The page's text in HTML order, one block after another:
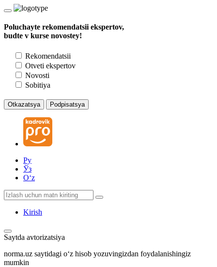
Poluchayte rekomendatsii ekspertov,
budte v kurse novostey!
Rekomendatsii
Otveti ekspertov
Novosti
Sobitiya
Otkazatsya Podpisatsya
Ру
Ўз
Oʻz
Kirish
Saytda avtorizatsiya
norma.uz saytidagi oʻz hisob yozuvingizdan foydalanishingiz
mumkin